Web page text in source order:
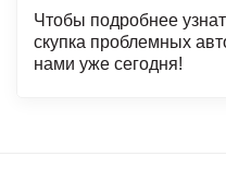
Чтобы подробнее
скупка проблемных
нами уже сегодня!